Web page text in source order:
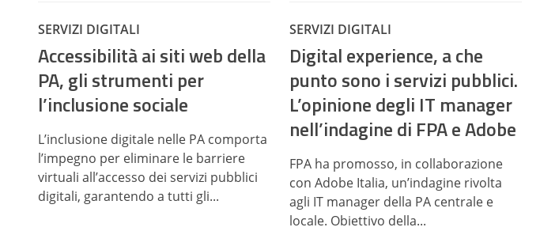
SERVIZI DIGITALI
Accessibilità ai siti web della
PA, gli strumenti per
l’inclusione sociale
L’inclusione digitale nelle PA comporta
l’impegno per eliminare le barriere
virtuali all’accesso dei servizi pubblici
digitali, garantendo a tutti gli...
SERVIZI DIGITALI
Digital experience, a che
punto sono i servizi pubblici.
L’opinione degli IT manager
nell’indagine di FPA e Adobe
FPA ha promosso, in collaborazione
con Adobe Italia, un’indagine rivolta
agli IT manager della PA centrale e
locale. Obiettivo della...